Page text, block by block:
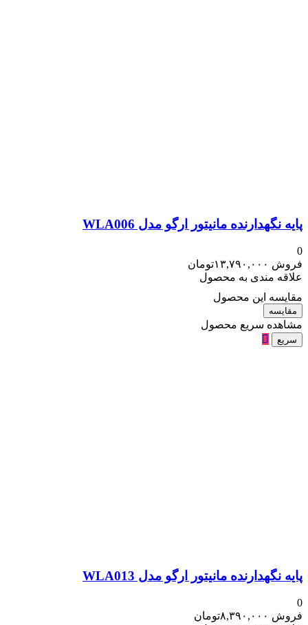
پایه نگهدارنده مانیتور ارگو مدل WLA006
0
فروش ۱۳,۷۹۰,۰۰۰تومان
علاقه مندی به محصول
مقایسه این محصول
مقایسه
مشاهده سریع محصول
سریع
پایه نگهدارنده مانیتور ارگو مدل WLA013
0
فروش ۸,۳۹۰,۰۰۰تومان